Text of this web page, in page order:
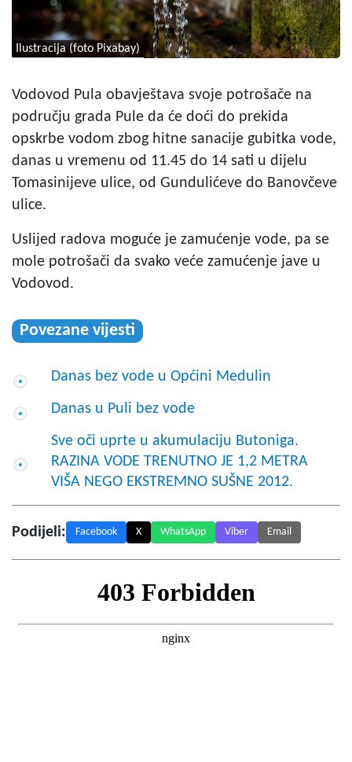
Ilustracija (foto Pixabay)
Vodovod Pula obavještava svoje potrošače na
području grada Pule da će doći do prekida
opskrbe vodom zbog hitne sanacije gubitka vode,
danas u vremenu od 11.45 do 14 sati u dijelu
Tomasinijeve ulice, od Gundulićeve do Banovčeve
ulice.
Uslijed radova moguće je zamućenje vode, pa se
mole potrošači da svako veće zamućenje jave u
Vodovod.
Povezane vijesti
Danas bez vode u Općini Medulin
Danas u Puli bez vode
Sve oči uprte u akumulaciju Butoniga.
RAZINA VODE TRENUTNO JE 1,2 METRA
VIŠA NEGO EKSTREMNO SUŠNE 2012.
Podijeli: Facebook X WhatsApp Viber Email